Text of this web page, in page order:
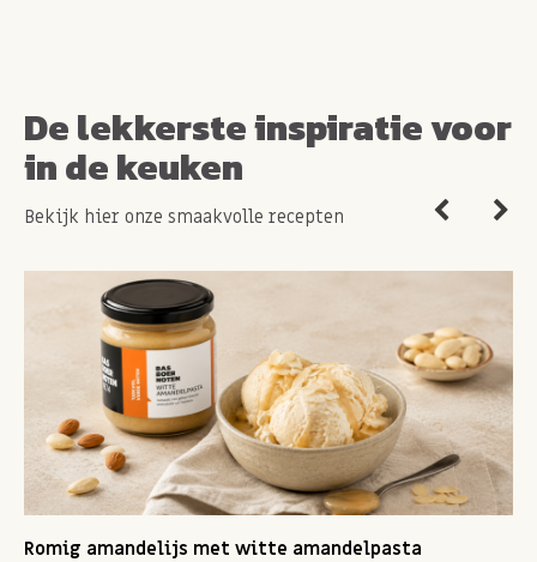
De lekkerste inspiratie voor
in de keuken
Bekijk hier onze smaakvolle recepten
Romig amandelijs met witte amandelpasta